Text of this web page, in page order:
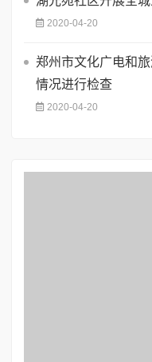
2020-04-20
郑州市文化广电和
情况进行检查
2020-04-20